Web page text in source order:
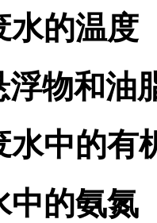
水的温度
浮物和油
水中的有
中的氨氮